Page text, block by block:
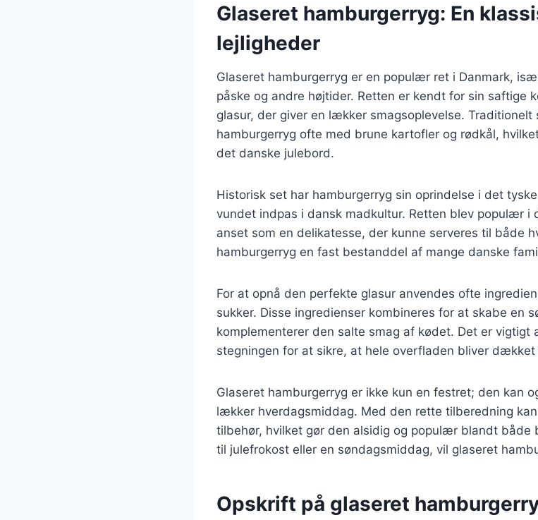
Glaseret hamburgerryg: En
lejligheder
Glaseret hamburgerryg er en populær ret i Danmark,
påske og andre højtider. Retten er kendt for sin saftige
glasur, der giver en lækker smagsoplevelse. Traditionelt
hamburgerryg ofte med brune kartofler og rødkål,
det danske julebord.
Historisk set har hamburgerryg sin oprindelse i det
vundet indpas i dansk madkultur. Retten blev populær i
anset som en delikatesse, der kunne serveres til både
hamburgerryg en fast bestanddel af mange danske
For at opnå den perfekte glasur anvendes ofte
sukker. Disse ingredienser kombineres for at skabe en
komplementerer den salte smag af kødet. Det er
stegningen for at sikre, at hele overfladen bliver
Glaseret hamburgerryg er ikke kun en festret; den kan
lækker hverdagsmiddag. Med den rette tilberedning
tilbehør, hvilket gør den alsidig og populær blandt både
til julefrokost eller en søndagsmiddag, vil glaseret
Opskrift på glaseret